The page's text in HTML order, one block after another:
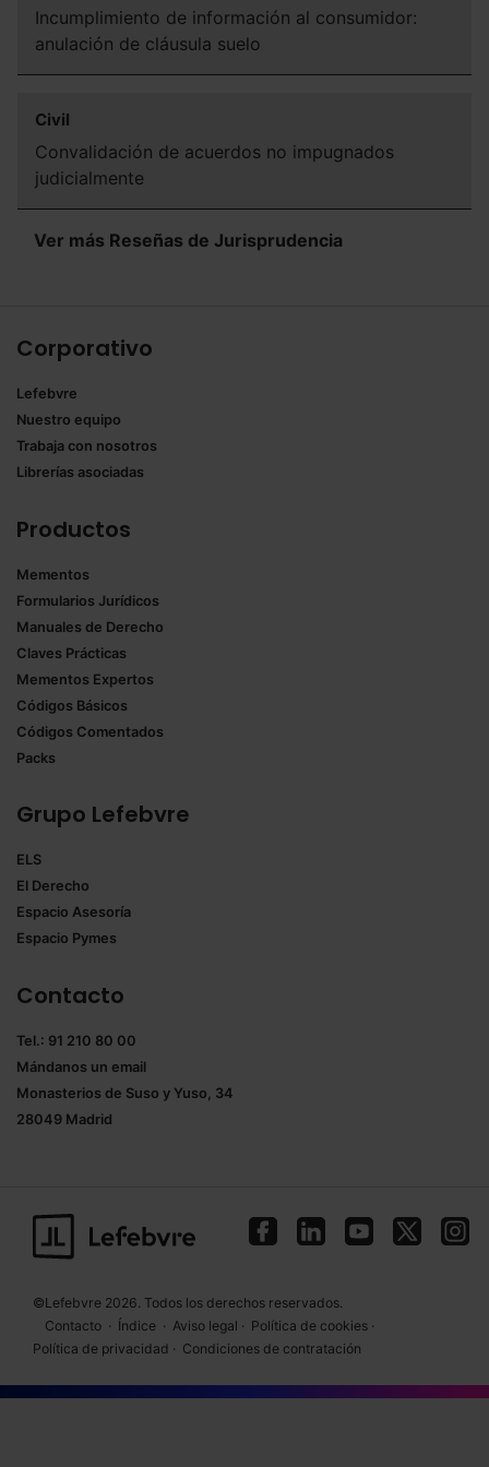
que sean indispensables para la navegación.
Saber más acerca de las cookies
Incumplimiento de información al consumidor:
anulación de cláusula suelo
Civil
Convalidación de acuerdos no impugnados
judicialmente
Ver más Reseñas de Jurisprudencia
Corporativo
Lefebvre
Nuestro equipo
Trabaja con nosotros
Librerías asociadas
Productos
Mementos
Formularios Jurídicos
Manuales de Derecho
Claves Prácticas
Mementos Expertos
Códigos Básicos
Códigos Comentados
Packs
Grupo Lefebvre
ELS
El Derecho
Espacio Asesoría
Espacio Pymes
Contacto
Tel.: 91 210 80 00
Mándanos un email
Monasterios de Suso y Yuso, 34
28049 Madrid
©Lefebvre 2026. Todos los derechos reservados.
Contacto · Índice · Aviso legal · Política de cookies ·
Política de privacidad · Condiciones de contratación